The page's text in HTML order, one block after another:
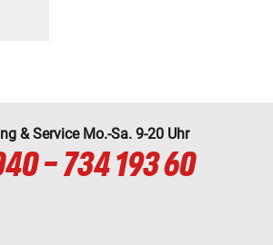
& Service Mo.-Sa. 9-20 Uhr
- 734 193 60